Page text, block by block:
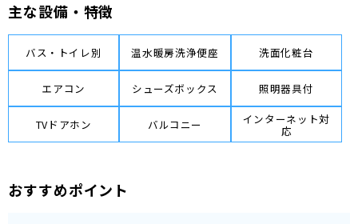
主な設備・特徴
バス・トイレ別 温水暖房洗浄便座 洗面化粧台
エアコン シューズボックス 照明器具付
TVドアホン バルコニー インターネット対
応
おすすめポイント